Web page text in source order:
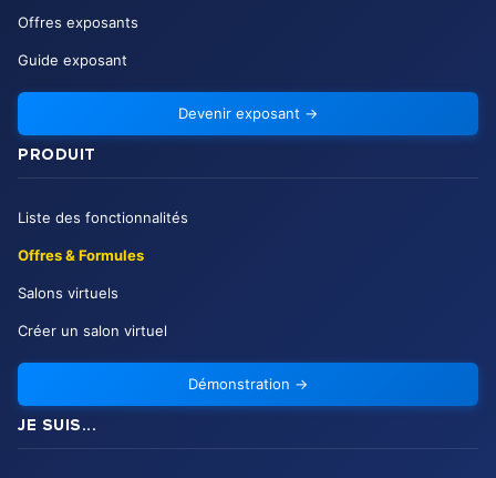
Offres exposants
Guide exposant
Devenir exposant →
PRODUIT
Liste des fonctionnalités
Offres & Formules
Salons virtuels
Créer un salon virtuel
Démonstration →
JE SUIS...